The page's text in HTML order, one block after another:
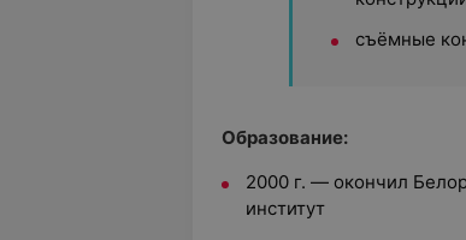
съёмные
Образование:
2000 г. — окончил
институт